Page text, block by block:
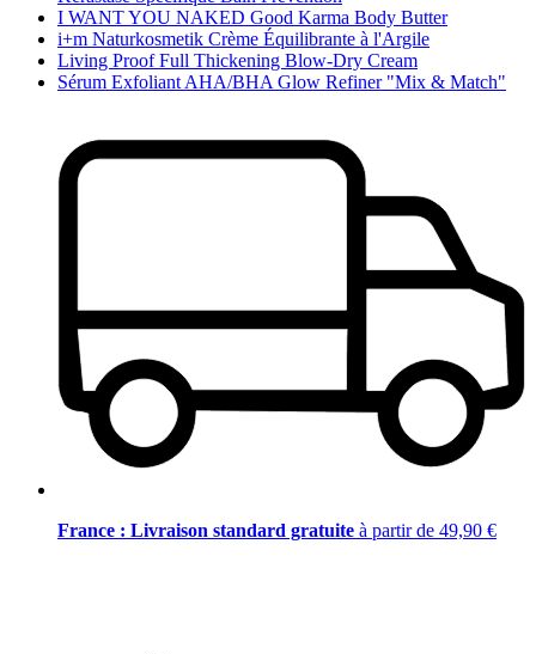
I WANT YOU NAKED Good Karma Body Butter
i+m Naturkosmetik Crème Équilibrante à l'Argile
Living Proof Full Thickening Blow-Dry Cream
Sérum Exfoliant AHA/BHA Glow Refiner "Mix & Match"
France : Livraison standard gratuite à partir de 49,90 €